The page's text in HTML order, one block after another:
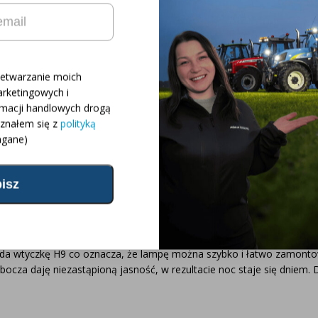
strumieniem świetlnym o mocy 5000 lumenów, a także
łatwo zamontować na ciągniku ze względu na
złącze Deutsch
z boku, jak i poniżej. Ponadto ten reflektor nie zakłóca
T6070
T7030PC
do New Holland
się długą żywotnością – ponad 30 000 godzin, a także
wtyczkę H9 co oznacza, że lampę można szybko i łatwo
daję niezastąpioną jasność, w rezultacie noc staje się dniem.
moich
i
handlowych drogą
się z polityką